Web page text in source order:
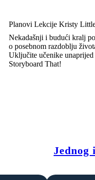
Planovi Lekcije Kristy
Nekadašnji i budući kralj
o posebnom razdoblju
Uključite učenike
Storyboard That!
Jednog